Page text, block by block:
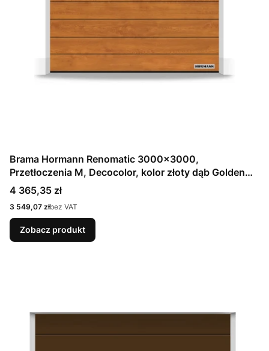
Brama Hormann Renomatic 3000x3000,
Przetłoczenia M, Decocolor, kolor złoty dąb Golden
Oak + Prowadzenie N
Cena
4 365,35 zł
Cena
3 549,07 złbez VAT
Zobacz produkt